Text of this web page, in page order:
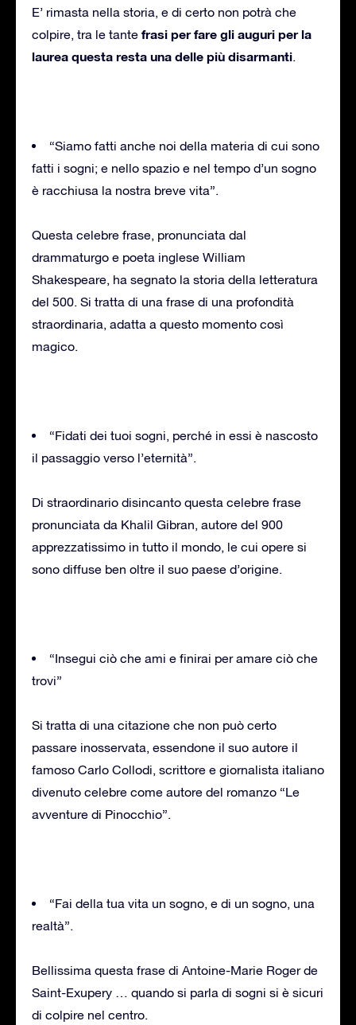
E’ rimasta nella storia, e di certo non potrà che
colpire, tra le tante frasi perfare gli auguri per la
laurea questa resta una delle più disarmanti.
“Siamo fatti anche noi della materia di cui sono
fatti i sogni; e nello spazio e nel tempo d’un sogno
è racchiusa la nostra breve vita”.
Questa celebre frase, pronunciata dal
drammaturgo e poeta inglese William
Shakespeare, ha segnato la storia della letteratura
del 500. Si tratta di una frase di una profondità
straordinaria, adatta a questo momento così
magico.
“Fidati dei tuoi sogni, perché in essi è nascosto
il passaggio verso l’eternità”.
Di straordinario disincanto questa celebre frase
pronunciata da Khalil Gibran, autore del 900
apprezzatissimo in tutto il mondo, le cui opere si
sono diffuse ben oltre il suo paese d’origine.
“Insegui ciò che ami e finirai per amare ciò che
trovi”
Si tratta di una citazione che non può certo
passare inosservata, essendone il suo autore il
famoso Carlo Collodi, scrittore e giornalista italiano
divenuto celebre come autore del romanzo “Le
avventure di Pinocchio”.
“Fai della tua vita un sogno, e di un sogno, una
realtà”.
Bellissima questa frase di Antoine-Marie Roger de
Saint-Exupery … quando si parla di sogni si è sicuri
di colpire nel centro.